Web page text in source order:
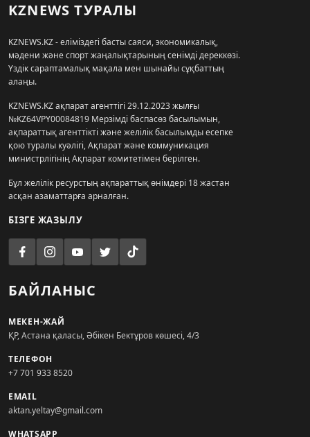
KZNEWS ТУРАЛЫ
KZNEWS.KZ - еліміздегі басты саяси, экономикалық,
мәдени және спорт жаңалықтарының сенімді дереккөзі.
Үздік сараптамалық мақала мен шынайы сұқбаттың
алаңы.
KZNEWS.KZ ақпарат агенттігі 29.12.2023 жылғы
№KZ64VPY00084819 Мерзімді баспасөз басылымын,
ақпараттық агенттікті және желілік басылымды есепке
қою туралы куәлігі, Ақпарат және коммуникация
министрлігінің Ақпарат комитетімен берілген.
Бұл желілік ресурстың ақпараттық өнімдері 18 жастан
асқан азаматтарға арналған.
БІЗГЕ ЖАЗЫЛУ
БАЙЛАНЫС
МЕКЕН-ЖАЙ
ҚР, Астана қаласы, Әбікен Бектұров көшесі, 4/3
ТЕЛЕФОН
+7 701 933 8520
EMAIL
aktan.yeltay@gmail.com
WHATSAPP